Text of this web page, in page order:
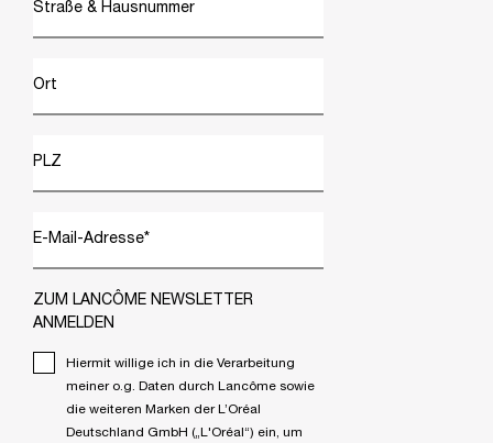
Straße & Hausnummer
Ort
PLZ
E-Mail-Adresse*
ZUM LANCÔME NEWSLETTER
ANMELDEN
Hiermit willige ich in die Verarbeitung
meiner o.g. Daten durch Lancôme sowie
die weiteren Marken der L’Oréal
Deutschland GmbH („L'Oréal“) ein, um